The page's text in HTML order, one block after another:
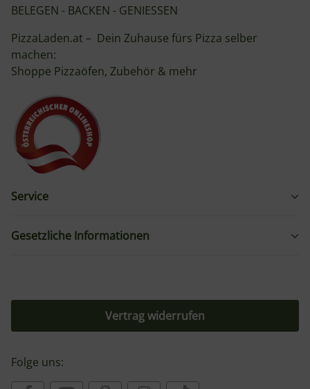
BELEGEN - BACKEN - GENIESSEN
PizzaLaden.at – Dein Zuhause fürs Pizza selber
machen:
Shoppe Pizzaöfen, Zubehör & mehr
Service
Gesetzliche Informationen
Vertrag widerrufen
Folge uns: